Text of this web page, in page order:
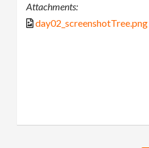
Attachments:
day02_screenshotTree.png